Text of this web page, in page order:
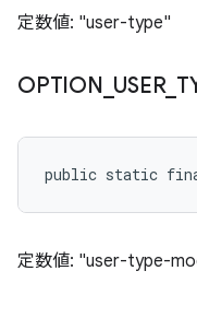
定数値: "user-type"
OPTION USER_
public static final
定数値: "user-type-